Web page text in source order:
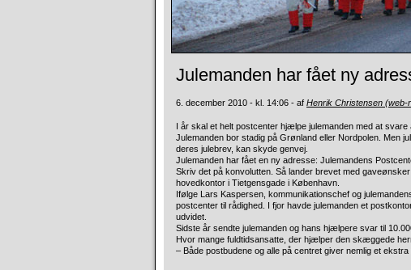
Julemanden har fået ny
6. december 2010 - kl. 14:06 - af Henrik Christensen (web-
I år skal et helt postcenter hjælpe julemanden med at svare
Julemanden bor stadig på Grønland eller Nordpolen. Men
deres julebrev, kan skyde genvej.
Julemanden har fået en ny adresse: Julemandens
Skriv det på konvolutten. Så lander brevet med
hovedkontor i Tietgensgade i København.
Ifølge Lars Kaspersen, kommunikationschef og
postcenter til rådighed. I fjor havde julemanden et
udvidet.
Sidste år sendte julemanden og hans hjælpere svar til
Hvor mange fuldtidsansatte, der hjælper den skæggede
– Både postbudene og alle på centret giver nemlig et